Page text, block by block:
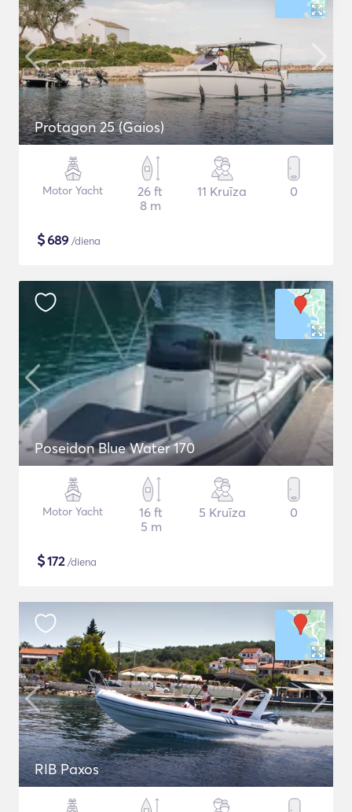
Protagon 25 (Gaios)
Motor Yacht
26 ft
8 m
11 Kruīza 0
$689 /diena
Poseidon Blue Water 170
Motor Yacht
16 ft
5 m
5 Kruīza 0
$172/diena
RIB Paxos